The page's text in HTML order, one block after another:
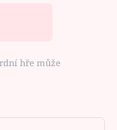
hře může